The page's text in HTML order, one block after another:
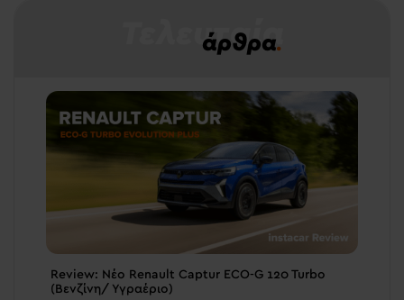
Τελευταία
άρθρα.
Review: Νέο Renault Captur ECO-G 120 Turbo
(Βενζίνη/ Υγραέριο)